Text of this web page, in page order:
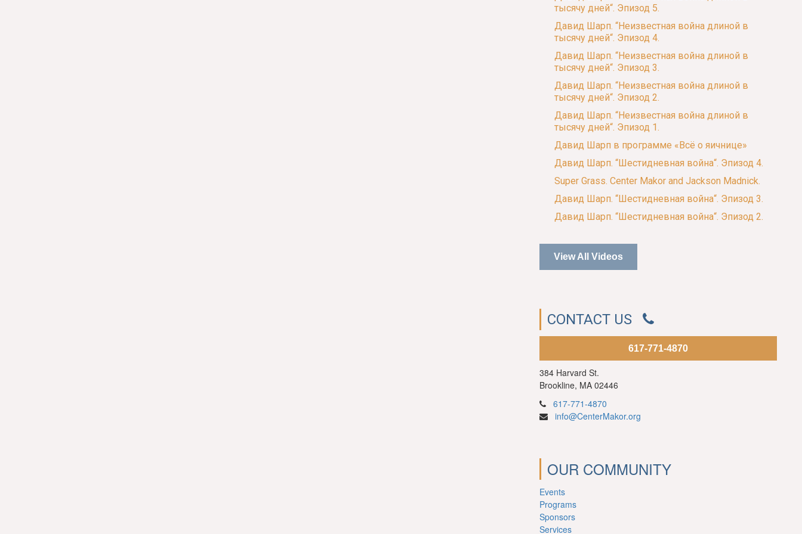
тысячу дней“. Эпизод 5.
Давид Шарп. “Неизвестная война длиной в
тысячу дней“. Эпизод 4.
Давид Шарп. “Неизвестная война длиной в
тысячу дней“. Эпизод 3.
Давид Шарп. “Неизвестная война длиной в
тысячу дней“. Эпизод 2.
Давид Шарп. “Неизвестная война длиной в
тысячу дней“. Эпизод 1.
Давид Шарп в программе «Всё о яичнице»
Давид Шарп. “Шестидневная война“. Эпизод 4.
Super Grass. Center Makor and Jackson Madnick.
Давид Шарп. “Шестидневная война“. Эпизод 3.
Давид Шарп. “Шестидневная война“. Эпизод 2.
View All Videos
CONTACT US
617-771-4870
384 Harvard St.
Brookline, MA 02446
617-771-4870
info@CenterMakor.org
OUR COMMUNITY
Events
Programs
Sponsors
Services